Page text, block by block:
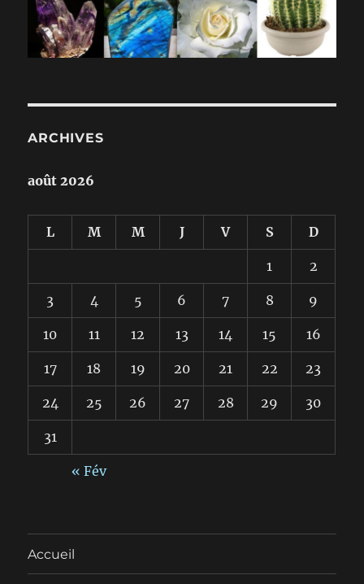
ARCHIVES
août 2026
L M M J V S D
1 2
3 4 5 6 7 8 9
10 11 12 13 14 15 16
17 18 19 20 21 22 23
24 25 26 27 28 29 30
31
« Fév
Accueil